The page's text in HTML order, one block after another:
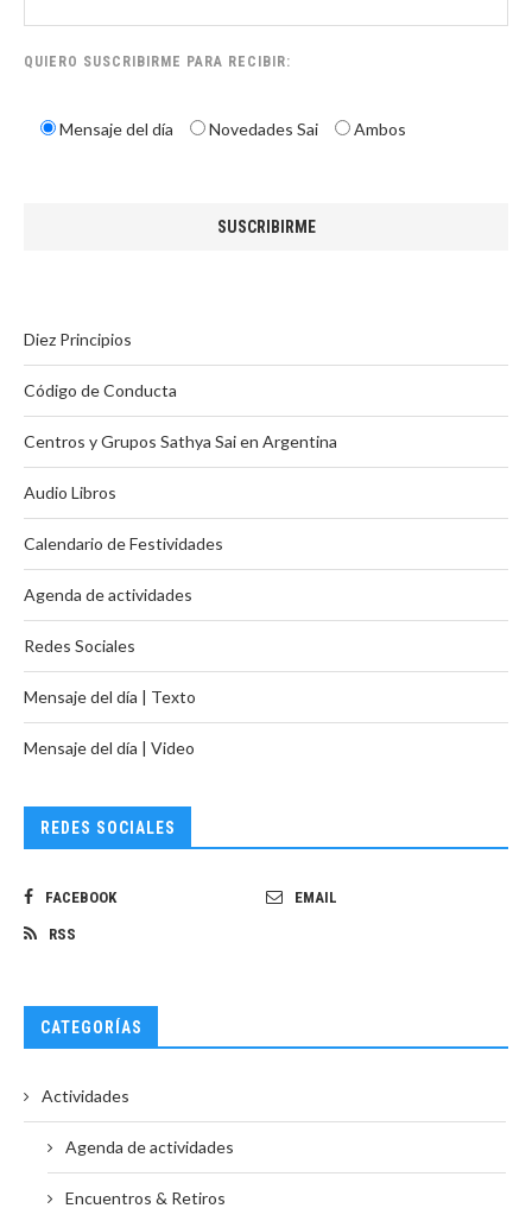
QUIERO SUSCRIBIRME PARA RECIBIR:
Mensaje del día Novedades Sai Ambos
Diez Principios
Código de Conducta
Centros y Grupos Sathya Sai en Argentina
Audio Libros
Calendario de Festividades
Agenda de actividades
Redes Sociales
Mensaje del día | Texto
Mensaje del día | Video
REDES SOCIALES
FACEBOOK EMAIL
RSS
CATEGORÍAS
Actividades
Agenda de actividades
Encuentros & Retiros